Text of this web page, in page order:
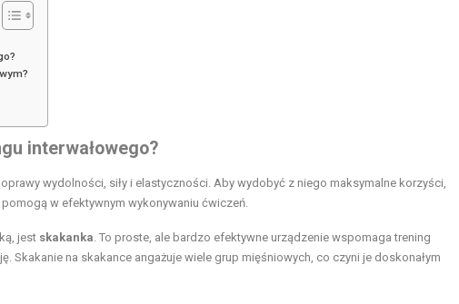
interwałowego?
wydolności, siły i elastyczności. Aby wydobyć z niego maksymalne korzyści,
w efektywnym wykonywaniu ćwiczeń.
jest skakanka. To proste, ale bardzo efektywne urządzenie wspomaga trening
Skakanie na skakance angażuje wiele grup mięśniowych, co czyni je doskonałym